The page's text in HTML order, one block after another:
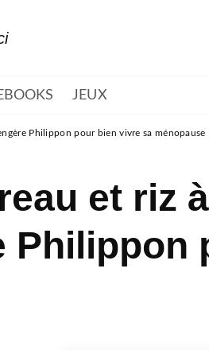
JEUX
Philippon pour bien vivre sa ménopause
et riz
Philippon